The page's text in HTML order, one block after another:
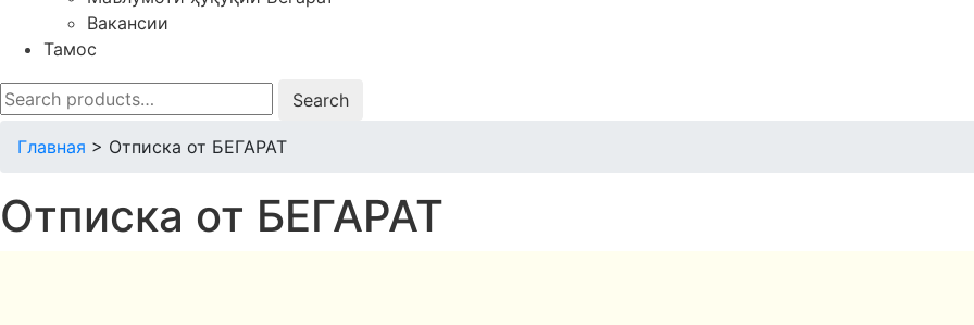
Вакансии
Тамос
Search
for:
Главная > Отписка от БЕГАРАТ
Отписка от БЕГАРАТ